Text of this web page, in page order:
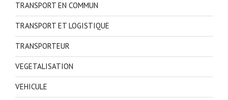
TRANSPORT EN COMMUN
TRANSPORT ET LOGISTIQUE
TRANSPORTEUR
VEGETALISATION
VEHICULE